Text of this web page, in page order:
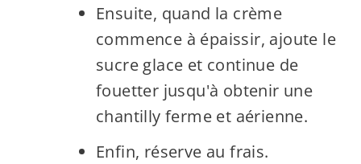
Ensuite, quand la crème
commence à épaissir, ajoute le
sucre glace et continue de
fouetter jusqu'à obtenir une
chantilly ferme et aérienne.
Enfin, réserve au frais.